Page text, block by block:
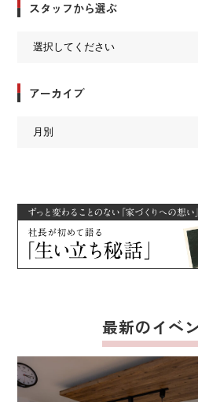
スタッフから選ぶ
アーカイブ
最新のイベ